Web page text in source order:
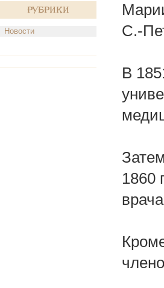
Рубрики
Новости
С.-
В
1860